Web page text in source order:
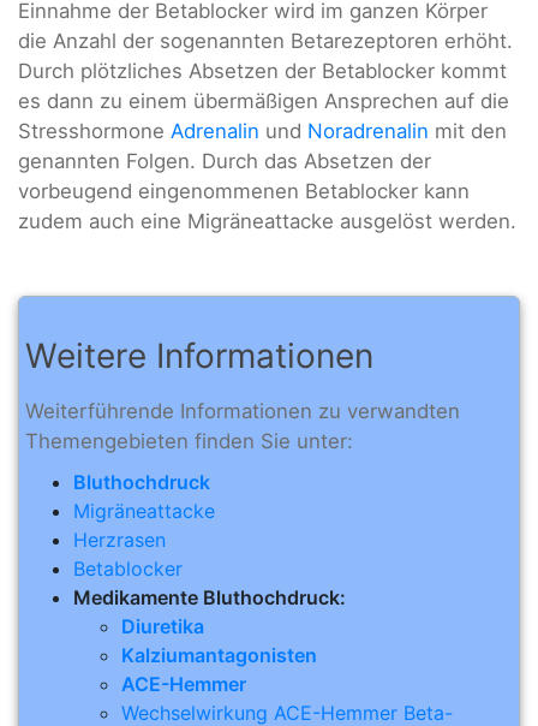
Einnahme der Betablocker wird im ganzen Körper
die Anzahl der sogenannten Betarezeptoren erhöht.
Durch plötzliches Absetzen der Betablocker kommt
es dann zu einem übermäßigen Ansprechen auf die
Stresshormone Adrenalin und Noradrenalin mit den
genannten Folgen. Durch das Absetzen der
vorbeugend eingenommenen Betablocker kann
zudem auch eine Migräneattacke ausgelöst werden.
Weitere Informationen
Weiterführende Informationen zu verwandten
Themengebieten finden Sie unter:
Bluthochdruck
Migräneattacke
Herzrasen
Betablocker
Medikamente Bluthochdruck:
Diuretika
Kalziumantagonisten
ACE-Hemmer
Wechselwirkung ACE-Hemmer Beta-